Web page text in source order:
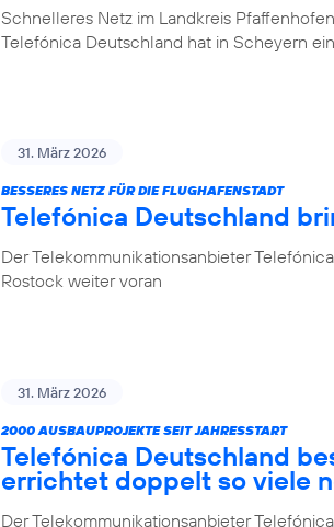
Schnelleres Netz im Landkreis
Telefónica Deutschland hat in Scheyern
31. März 2026
BESSERES NETZ FÜR DIE FLUGHAFENSTADT
Telefónica Deutschland
Der Telekommunikationsanbieter
Rostock weiter voran
31. März 2026
2000 AUSBAUPROJEKTE SEIT JAHRESSTART
Telefónica Deutschland
errichtet doppelt so viele
Der Telekommunikationsanbieter